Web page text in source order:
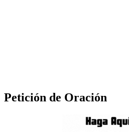
Petición de Oración